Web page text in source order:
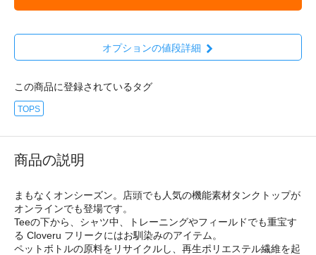
オプションの値段詳細
この商品に登録されているタグ
TOPS
商品の説明
まもなくオンシーズン。店頭でも人気の機能素材タンクトップが
オンラインでも登場です。
Teeの下から、シャツ中、トレーニングやフィールドでも重宝す
る Cloveru フリークにはお馴染みのアイテム。
ペットボトルの原料をリサイクルし、再生ポリエステル繊維を起